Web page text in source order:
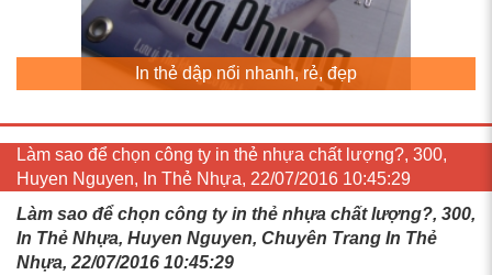
In thẻ dập nổi nhanh, rẻ, đẹp
Làm sao để chọn công ty in thẻ nhựa chất lượng?, 300,
Huyen Nguyen, In Thẻ Nhựa, 22/07/2016 10:45:29
Làm sao để chọn công ty in thẻ nhựa chất lượng?, 300,
In Thẻ Nhựa, Huyen Nguyen, Chuyên Trang In Thẻ
Nhựa, 22/07/2016 10:45:29